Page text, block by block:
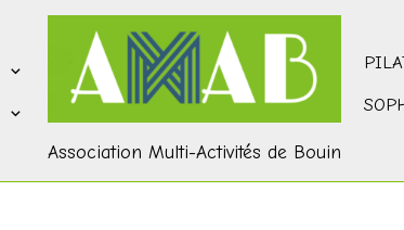
Association Multi-Activités de Bouin